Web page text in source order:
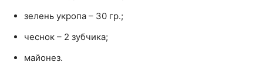
зелень укропа – 30 гр.;
чеснок – 2 зубчика;
майонез.